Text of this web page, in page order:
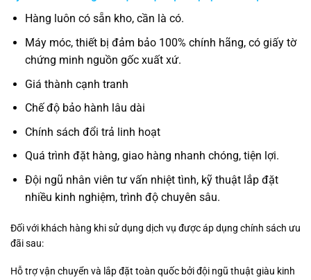
Hàng luôn có sẵn kho, cần là có.
Máy móc, thiết bị đảm bảo 100% chính hãng, có giấy tờ
chứng minh nguồn gốc xuất xứ.
Giá thành cạnh tranh
Chế độ bảo hành lâu dài
Chính sách đổi trả linh hoạt
Quá trình đặt hàng, giao hàng nhanh chóng, tiện lợi.
Đội ngũ nhân viên tư vấn nhiệt tình, kỹ thuật lắp đặt
nhiều kinh nghiệm, trình độ chuyên sâu.
Đối với khách hàng khi sử dụng dịch vụ được áp dụng chính sách ưu
đãi sau:
Hỗ trợ vận chuyển và lắp đặt toàn quốc bởi đội ngũ thuật giàu kinh